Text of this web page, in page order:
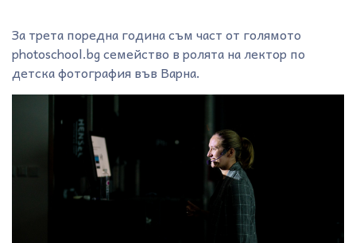
За трета поредна година съм част от голямото
photoschool.bg семейство в ролята на лектор по
детска фотография във Варна.